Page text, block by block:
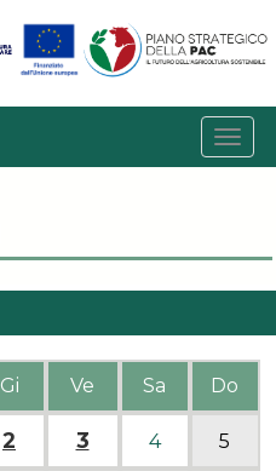
Gi Ve Sa Do
2 3 4 5